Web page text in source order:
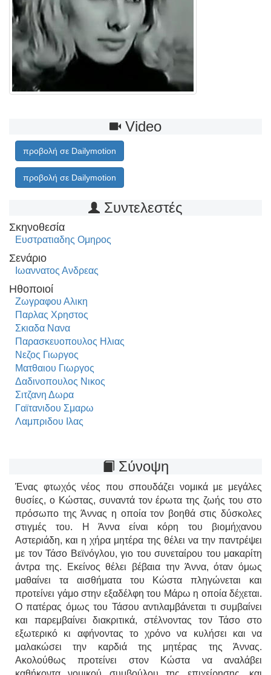
Video
προβολή σε Dailymotion
προβολή σε Dailymotion
Συντελεστές
Σκηνοθεσία
Ευστρατιαδης Ομηρος
Σενάριο
Ιωαννατος Ανδρεας
Ηθοποιοί
Ζωγραφου Αλικη
Παρλας Χρηστος
Σκιαδα Νανα
Παρασκευοπουλος Ηλιας
Νεζος Γιωργος
Ματθαιου Γιωργος
Δαδινοπουλος Νικος
Σιτζανη Δωρα
Γαϊτανιδου Σμαρω
Λαμπριδου Ιλας
Σύνοψη
Ένας φτωχός νέος που σπουδάζει νομικά με μεγάλες
θυσίες, ο Κώστας, συναντά τον έρωτα της ζωής του στο
πρόσωπο της Άννας η οποία τον βοηθά στις δύσκολες
στιγμές του. Η Άννα είναι κόρη του βιομήχανου
Αστεριάδη, και η χήρα μητέρα της θέλει να την παντρέψει
με τον Τάσο Βεϊνόγλου, γιο του συνεταίρου του μακαρίτη
άντρα της. Εκείνος θέλει βέβαια την Άννα, όταν όμως
μαθαίνει τα αισθήματα του Κώστα πληγώνεται και
προτείνει γάμο στην εξαδέλφη του Μάρω η οποία δέχεται.
Ο πατέρας όμως του Τάσου αντιλαμβάνεται τι συμβαίνει
και παρεμβαίνει διακριτικά, στέλνοντας τον Τάσο στο
εξωτερικό κι αφήνοντας το χρόνο να κυλήσει και να
μαλακώσει την καρδιά της μητέρας της Άννας.
Ακολούθως προτείνει στον Κώστα να αναλάβει